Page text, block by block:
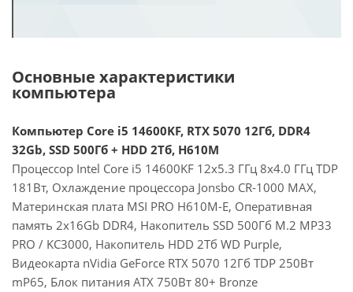
Основные характеристики
компьютера
Компьютер Core i5 14600KF, RTX 5070 12Гб, DDR4
32Gb, SSD 500Гб + HDD 2Тб, H610M
Процессор Intel Core i5 14600KF 12x5.3 ГГц 8x4.0 ГГц TDP
181Вт, Охлаждение процессора Jonsbo CR-1000 MAX,
Материнская плата MSI PRO H610M-E, Оперативная
память 2x16Gb DDR4, Накопитель SSD 500Гб M.2 MP33
PRO / KC3000, Накопитель HDD 2Тб WD Purple,
Видеокарта nVidia GeForce RTX 5070 12Гб TDP 250Вт
mP65, Блок питания ATX 750Вт 80+ Bronze